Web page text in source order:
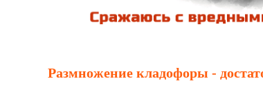
Размножение кладофоры -